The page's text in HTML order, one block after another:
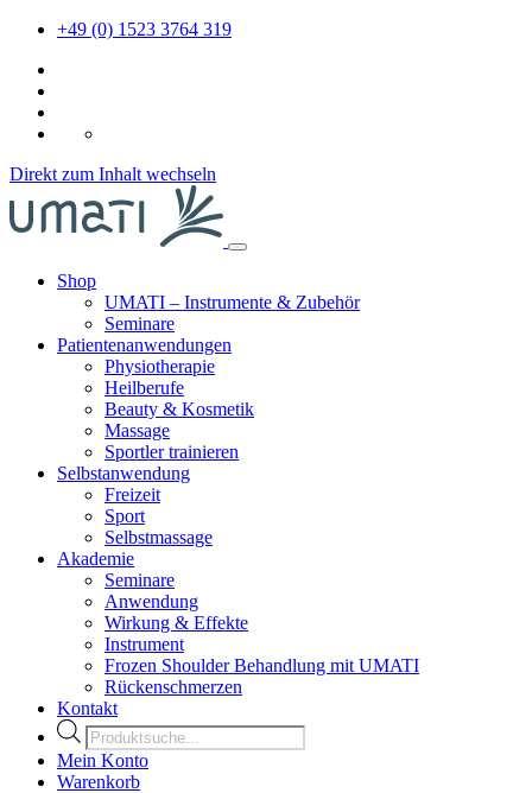
+49 (0) 1523 3764 319
Direkt zum Inhalt wechseln
Shop
UMATI – Instrumente & Zubehör
Seminare
Patientenanwendungen
Physiotherapie
Heilberufe
Beauty & Kosmetik
Massage
Sportler trainieren
Selbstanwendung
Freizeit
Sport
Selbstmassage
Akademie
Seminare
Anwendung
Wirkung & Effekte
Instrument
Frozen Shoulder Behandlung mit UMATI
Rückenschmerzen
Kontakt
Products
search
Mein Konto
Warenkorb